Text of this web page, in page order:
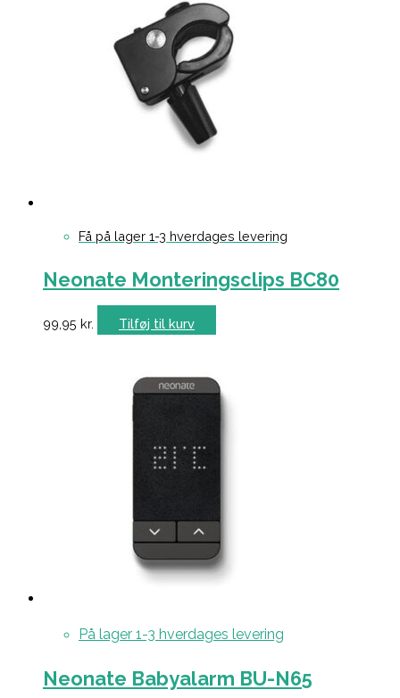
Få på lager 1-3 hverdages levering
Neonate Monteringsclips BC80
99,95 kr. Tilføj til kurv
På lager 1-3 hverdages levering
Neonate Babyalarm BU-N65